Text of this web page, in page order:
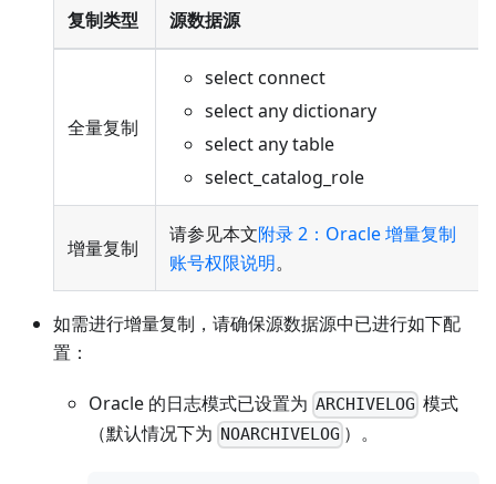
复制类型 源数据源
全量复制
select connect
select any dictionary
select any table
select_catalog_role
增量复制
请参见本文附录 2：Oracle 增量复制
账号权限说明。
如需进行增量复制，请确保源数据源中已进行如下配
置：
Oracle 的日志模式已设置为 ARCHIVELOG 模式
（默认情况下为 NOARCHIVELOG ）。